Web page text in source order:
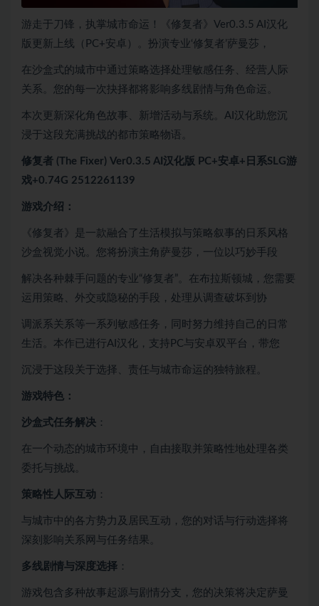
游走于刀锋，执掌城市命运！《修复者》Ver0.3.5 AI汉化
版更新上线（PC+安卓）。扮演专业‘修复者’萨曼莎，
在沙盒式的城市中通过策略选择处理敏感任务、经营人际
关系。您的每一次抉择都将影响多线剧情与角色命运。
本次更新深化角色故事、新增活动与系统。AI汉化助您沉
浸于这段充满挑战的都市策略物语。
修复者 (The Fixer) Ver0.3.5 AI汉化版 PC+安卓+日系SLG游
戏+0.74G 2512261139
游戏介绍：
《修复者》是一款融合了生活模拟与策略叙事的日系风格
沙盒视觉小说。您将扮演主角萨曼莎，一位以巧妙手段
解决各种棘手问题的专业“修复者”。在布拉斯顿城，您需要
运用策略、外交或隐秘的手段，处理从调查破坏到协
调派系关系等一系列敏感任务，同时努力维持自己的日常
生活。本作已进行AI汉化，支持PC与安卓双平台，带您
沉浸于这段关于选择、责任与城市命运的独特旅程。
游戏特色：
沙盒式任务解决 ：
在一个动态的城市环境中，自由接取并策略性地处理各类
委托与挑战。
策略性人际互动 ：
与城市中的各方势力及居民互动，您的对话与行动选择将
深刻影响关系网与任务结果。
多线剧情与深度选择 ：
游戏包含多种故事起源与剧情分支，您的决策将决定萨曼